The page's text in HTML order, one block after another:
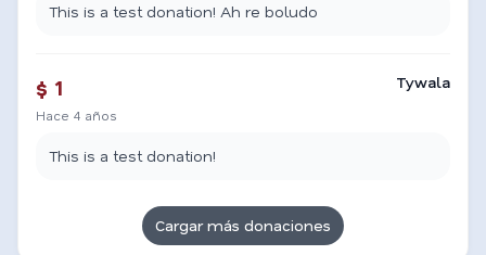
This is a test donation! Ah re boludo
$ 1
Hace 4 años
Tywala
This is a test donation!
Cargar más donaciones